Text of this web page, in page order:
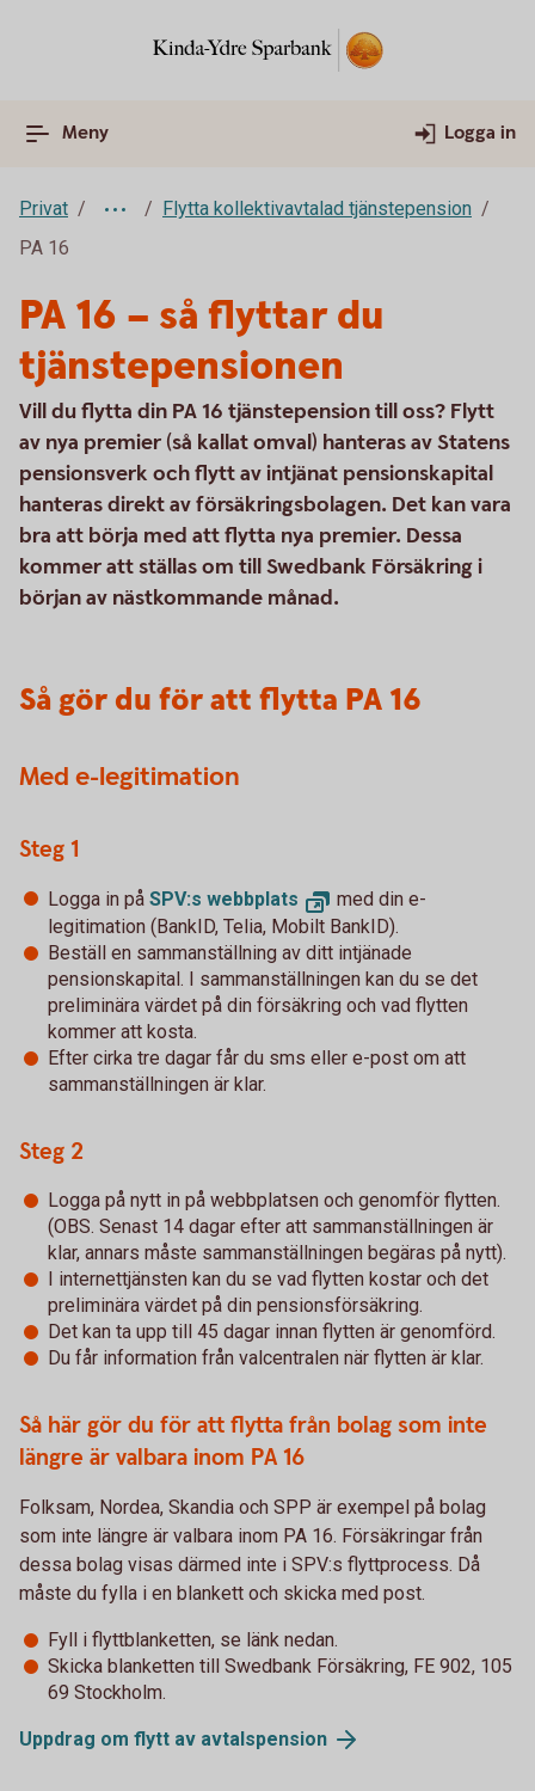
Meny Logga in
Privat
Flytta kollektivavtalad tjänstepension
PA 16
PA 16 – så flyttar du
tjänstepensionen
Vill du flytta din PA 16 tjänstepension till oss? Flytt
av nya premier (så kallat omval) hanteras av Statens
pensionsverk och flytt av intjänat pensionskapital
hanteras direkt av försäkringsbolagen. Det kan vara
bra att börja med att flytta nya premier. Dessa
kommer att ställas om till Swedbank Försäkring i
början av nästkommande månad.
Så gör du för att flytta PA 16
Med e-legitimation
Steg 1
Logga in på SPV:s webbplats
med din e-
legitimation (BankID, Telia, Mobilt BankID).
Beställ en sammanställning av ditt intjänade
pensionskapital. I sammanställningen kan du se det
preliminära värdet på din försäkring och vad flytten
kommer att kosta.
Efter cirka tre dagar får du sms eller e-post om att
sammanställningen är klar.
Steg 2
Logga på nytt in på webbplatsen och genomför flytten.
(OBS. Senast 14 dagar efter att sammanställningen är
klar, annars måste sammanställningen begäras på nytt).
I internettjänsten kan du se vad flytten kostar och det
preliminära värdet på din pensionsförsäkring.
Det kan ta upp till 45 dagar innan flytten är genomförd.
Du får information från valcentralen när flytten är klar.
Så här gör du för att flytta från bolag som inte
längre är valbara inom PA 16
Folksam, Nordea, Skandia och SPP är exempel på bolag
som inte längre är valbara inom PA 16. Försäkringar från
dessa bolag visas därmed inte i SPV:s flyttprocess. Då
måste du fylla i en blankett och skicka med post.
Fyll i flyttblanketten, se länk nedan.
Skicka blanketten till Swedbank Försäkring, FE 902, 105
69 Stockholm.
Uppdrag om flytt av avtalspension